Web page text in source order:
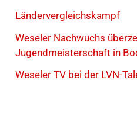
Ländervergleichskampf
Weseler Nachwuchs
Jugendmeisterschaft in
Weseler TV bei der LVN-